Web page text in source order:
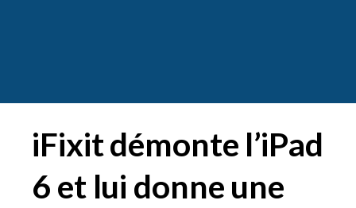
iFixit démonte l’iPad
6 et lui donne une